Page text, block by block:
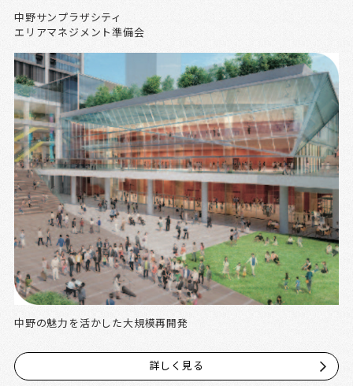
中野サンプラザシティ
エリアマネジメント準備会
中野の魅力を活かした大規模再開発
詳しく見る